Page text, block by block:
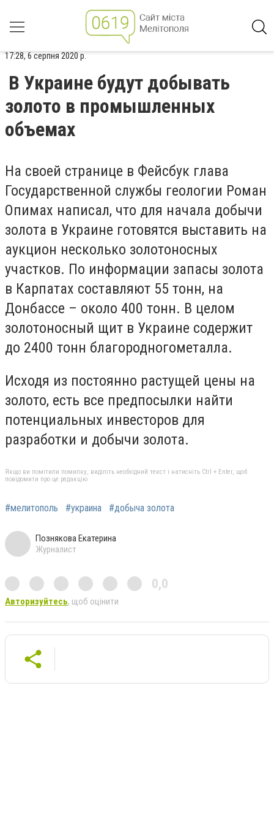
17:28, 6 серпня 2020 р.
В Украине будут добывать
золото в промышленных
объемах
На своей странице в Фейсбук глава
Государственной службы геологии Роман
Опимах написал, что для начала добычи
золота в Украине готовятся выставить на
аукцион несколько золотоносных
участков. По информации запасы золота
в Карпатах составляют 55 тонн, на
Донбассе – около 400 тонн. В целом
золотоносный щит в Украине содержит
до 2400 тонн благородногометалла.
Исходя из постоянно растущей цены на
золото, есть все предпосылки найти
потенциальных инвесторов для
разработки и добычи золота.
Якщо ви помітили помилку, виділіть необхідний текст і натисніть Ctrl + Enter, щоб
повідомити про це редакцію
#мелитополь #украина #добыча золота
Познякова Екатерина
Журналист
0,0
Авторизуйтесь, щоб оцінити